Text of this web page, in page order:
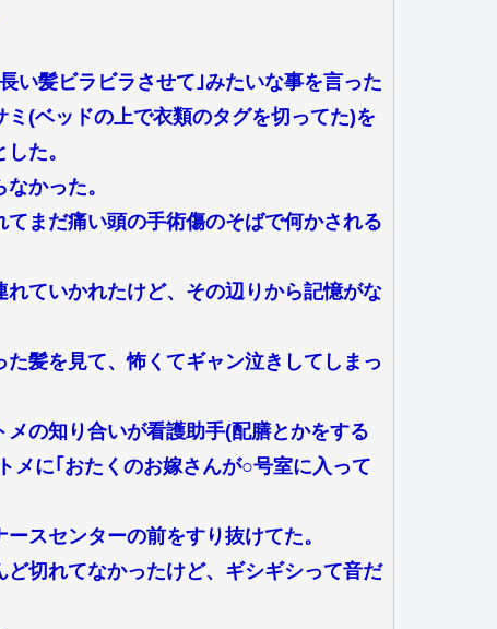
い髪ビラビラさせて｣みたいな事を言った
(ベッドの上で衣類のタグを切ってた)を
た。
かった。
まだ痛い頭の手術傷のそばで何かされる
ていかれたけど、その辺りから記憶がな
髪を見て、怖くてギャン泣きしてしまっ
の知り合いが看護助手(配膳とかをする
メに｢おたくのお嫁さんが○号室に入って
スセンターの前をすり抜けてた。
切れてなかったけど、ギシギシって音だ